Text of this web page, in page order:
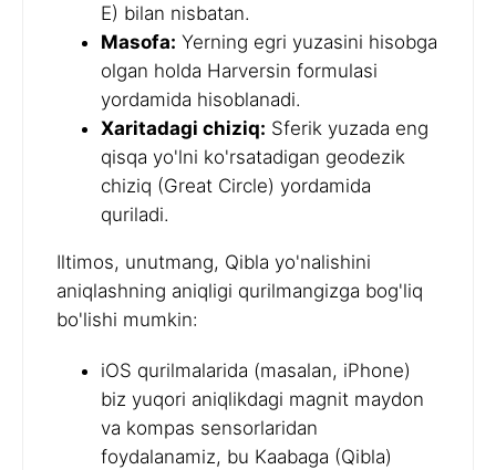
E) bilan nisbatan.
Masofa: Yerning egri yuzasini hisobga
olgan holda Harversin formulasi
yordamida hisoblanadi.
Xaritadagi chiziq: Sferik yuzada eng
qisqa yo'lni ko'rsatadigan geodezik
chiziq (Great Circle) yordamida
quriladi.
Iltimos, unutmang, Qibla yo'nalishini
aniqlashning aniqligi qurilmangizga bog'liq
bo'lishi mumkin:
iOS qurilmalarida (masalan, iPhone)
biz yuqori aniqlikdagi magnit maydon
va kompas sensorlaridan
foydalanamiz, bu Kaabaga (Qibla)